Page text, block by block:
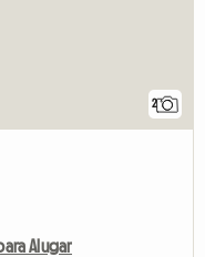
2
Alugar